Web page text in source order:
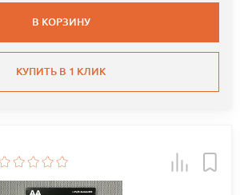
В КОРЗИНУ
КУПИТЬ В 1 КЛИК